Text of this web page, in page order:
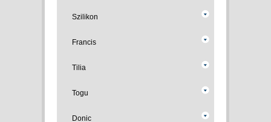
Szilikon
Francis
Tilia
Togu
Donic